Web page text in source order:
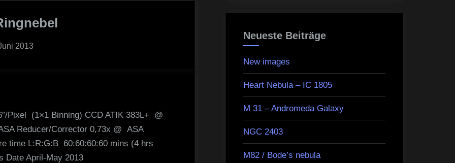
2013
Pixel (1×1 Binning) CCD ATIK 383L+ @
Reducer/Corrector 0,73x @ ASA
time L:R:G:B 60:60:60:60 mins (4 hrs
Date April-May 2013
Neueste Beiträge
New images
Heart Nebula – IC 1805
M 31 – Andromeda Galaxy
NGC 2403
M82 / Bode’s nebula